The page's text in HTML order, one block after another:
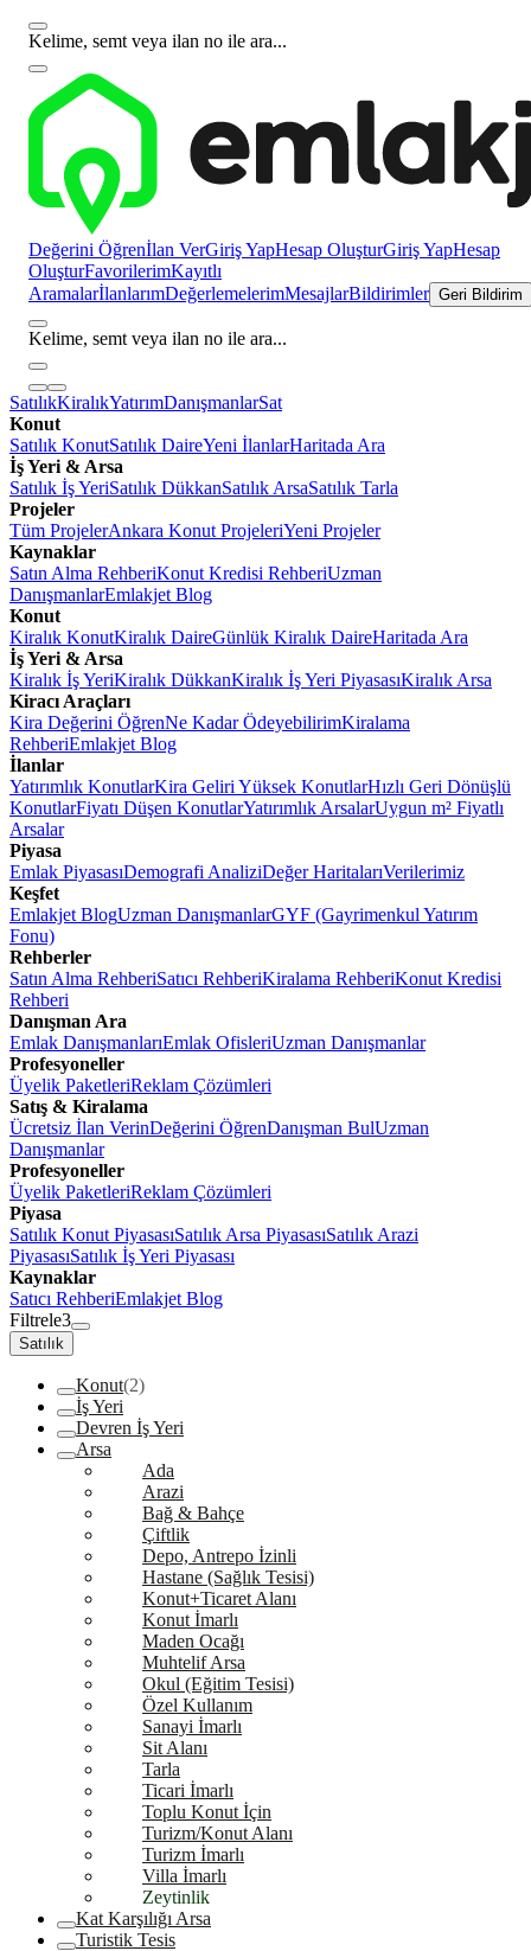
Kelime, semt veya ilan no ile ara...
Değerini Öğrenİlan VerGiriş YapHesap OluşturGiriş YapHesap
OluşturFavorilerimKayıtlı
AramalarİlanlarımDeğerlemelerimMesajlarBildirimler Geri Bildirim
Kelime, semt veya ilan no ile ara...
SatılıkKiralıkYatırımDanışmanlarSat
Konut
Satılık KonutSatılık DaireYeni İlanlarHaritada Ara
İş Yeri & Arsa
Satılık İş YeriSatılık DükkanSatılık ArsaSatılık Tarla
Projeler
Tüm ProjelerAnkara Konut ProjeleriYeni Projeler
Kaynaklar
Satın Alma RehberiKonut Kredisi RehberiUzman
DanışmanlarEmlakjet Blog
Konut
Kiralık KonutKiralık DaireGünlük Kiralık DaireHaritada Ara
İş Yeri & Arsa
Kiralık İş YeriKiralık DükkanKiralık İş Yeri PiyasasıKiralık Arsa
Kiracı Araçları
Kira Değerini ÖğrenNe Kadar ÖdeyebilirimKiralama
RehberiEmlakjet Blog
İlanlar
Yatırımlık KonutlarKira Geliri Yüksek KonutlarHızlı Geri Dönüşlü
KonutlarFiyatı Düşen KonutlarYatırımlık ArsalarUygun m² Fiyatlı
Arsalar
Piyasa
Emlak PiyasasıDemografi AnaliziDeğer HaritalarıVerilerimiz
Keşfet
Emlakjet BlogUzman DanışmanlarGYF (Gayrimenkul Yatırım
Fonu)
Rehberler
Satın Alma RehberiSatıcı RehberiKiralama RehberiKonut Kredisi
Rehberi
Danışman Ara
Emlak DanışmanlarıEmlak OfisleriUzman Danışmanlar
Profesyoneller
Üyelik PaketleriReklam Çözümleri
Satış & Kiralama
Ücretsiz İlan VerinDeğerini ÖğrenDanışman BulUzman
Danışmanlar
Profesyoneller
Üyelik PaketleriReklam Çözümleri
Piyasa
Satılık Konut PiyasasıSatılık Arsa PiyasasıSatılık Arazi
PiyasasıSatılık İş Yeri Piyasası
Kaynaklar
Satıcı RehberiEmlakjet Blog
Filtrele3
Satılık
Konut(2)
İş Yeri
Devren İş Yeri
Arsa
Ada
Arazi
Bağ & Bahçe
Çiftlik
Depo, Antrepo İzinli
Hastane (Sağlık Tesisi)
Konut+Ticaret Alanı
Konut İmarlı
Maden Ocağı
Muhtelif Arsa
Okul (Eğitim Tesisi)
Özel Kullanım
Sanayi İmarlı
Sit Alanı
Tarla
Ticari İmarlı
Toplu Konut İçin
Turizm/Konut Alanı
Turizm İmarlı
Villa İmarlı
Zeytinlik
Kat Karşılığı Arsa
Turistik Tesis